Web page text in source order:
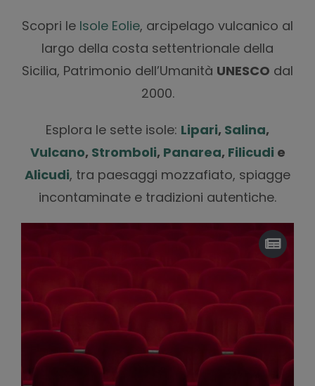
Scopri le Isole Eolie, arcipelago vulcanico al
largo della costa settentrionale della
Sicilia, Patrimonio dell’Umanità UNESCO dal
2000.
Esplora le sette isole: Lipari, Salina,
Vulcano, Stromboli, Panarea, Filicudi e
Alicudi, tra paesaggi mozzafiato, spiagge
incontaminate e tradizioni autentiche.